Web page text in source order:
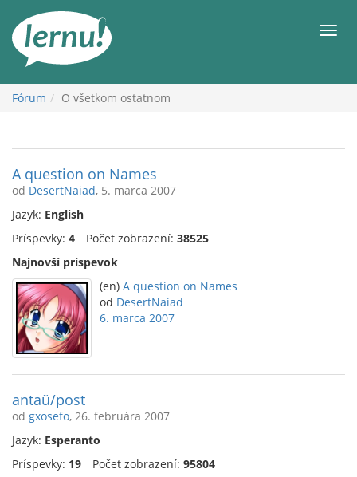
obsah
Fórum O všetkom ostatnom
A question on Names
od DesertNaiad, 5. marca 2007
Jazyk: English
Príspevky: 4 Počet zobrazení: 38525
Najnovší príspevok
(en) A question on Names
od DesertNaiad
6. marca 2007
antaŭ/post
od gxosefo, 26. februára 2007
Jazyk: Esperanto
Príspevky: 19 Počet zobrazení: 95804